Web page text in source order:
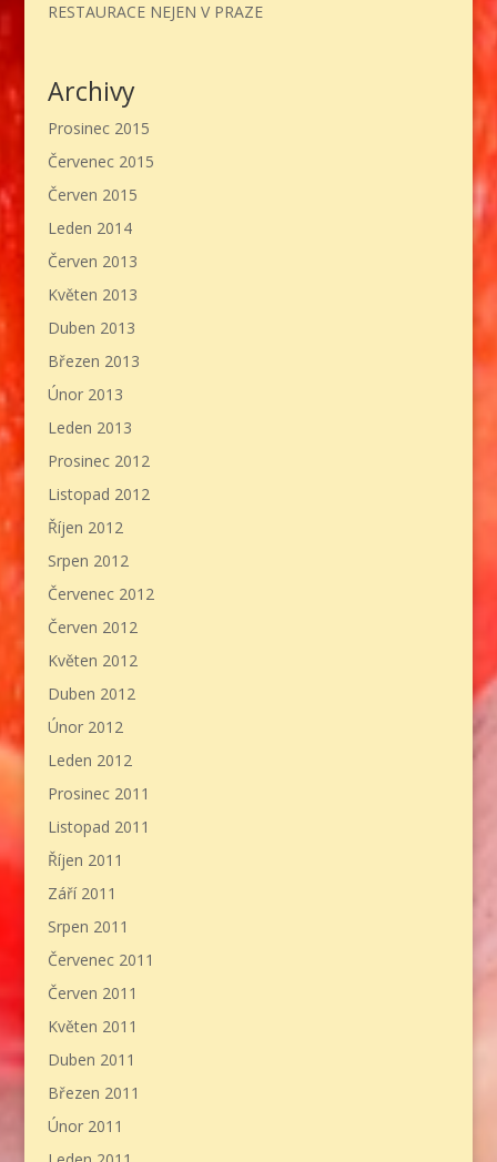
RESTAURACE NEJEN V PRAZE
Archivy
Prosinec 2015
Červenec 2015
Červen 2015
Leden 2014
Červen 2013
Květen 2013
Duben 2013
Březen 2013
Únor 2013
Leden 2013
Prosinec 2012
Listopad 2012
Říjen 2012
Srpen 2012
Červenec 2012
Červen 2012
Květen 2012
Duben 2012
Únor 2012
Leden 2012
Prosinec 2011
Listopad 2011
Říjen 2011
Září 2011
Srpen 2011
Červenec 2011
Červen 2011
Květen 2011
Duben 2011
Březen 2011
Únor 2011